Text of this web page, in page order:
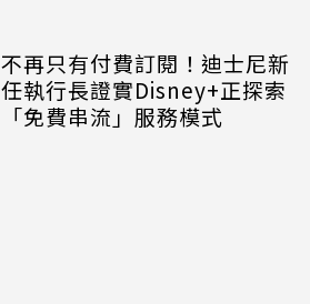
不再只有付費訂閱！迪士尼新
任執行長證實Disney+正探索
「免費串流」服務模式